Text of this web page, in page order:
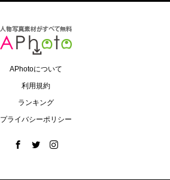
APhotoについて
利用規約
ランキング
プライバシーポリシー